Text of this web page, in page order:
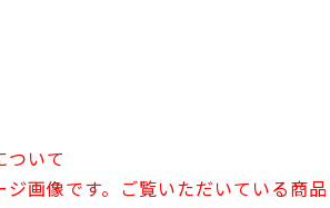
ついて
ジ画像です。ご覧いただいている商